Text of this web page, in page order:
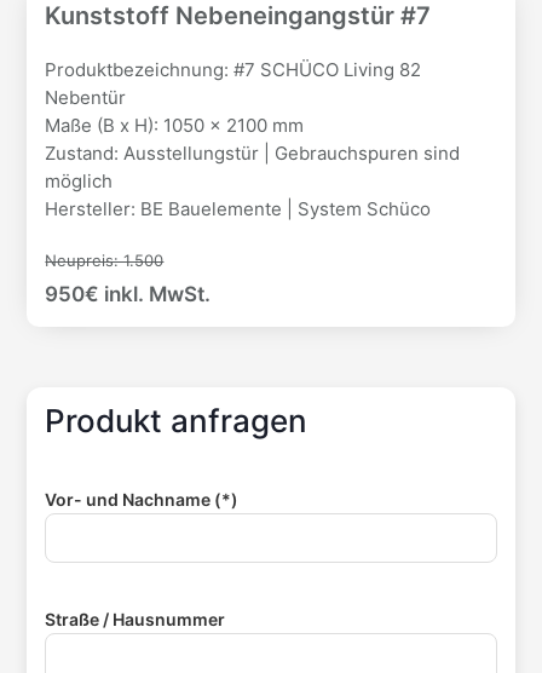
Kunststoff Nebeneingangstür #7
Produktbezeichnung: #7 SCHÜCO Living 82
Nebentür
Maße (B x H): 1050 x 2100 mm
Zustand: Ausstellungstür | Gebrauchspuren sind
möglich
Hersteller: BE Bauelemente | System Schüco
Neupreis: 1.500
950€ inkl. MwSt.
Produkt anfragen
Vor- und Nachname (*)
Straße / Hausnummer